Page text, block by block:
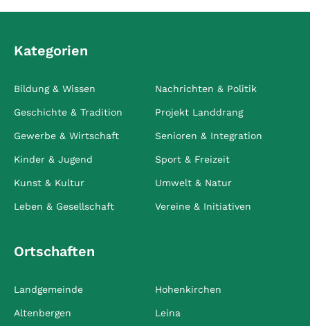
Kategorien
Bildung & Wissen
Geschichte & Tradition
Gewerbe & Wirtschaft
Kinder & Jugend
Kunst & Kultur
Leben & Gesellschaft
Nachrichten & Politik
Projekt Landdrang
Senioren & Integration
Sport & Freizeit
Umwelt & Natur
Vereine & Initiativen
Ortschaften
Landgemeinde
Altenbergen
Hohenkirchen
Leina